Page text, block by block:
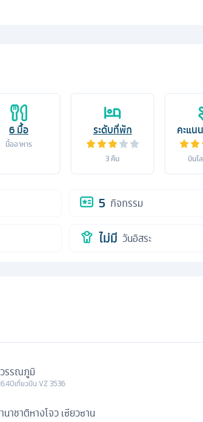
6มื้อ
มื้ออาหาร
ระดับที่พัก
3 คืน
คะแน
บินโ
5 กิจกรรม
ไม่มี วันอิสระ
รรณภูมิ
เที่ยวบิน VZ 3536
าชาติหางโจว เซียวซาน